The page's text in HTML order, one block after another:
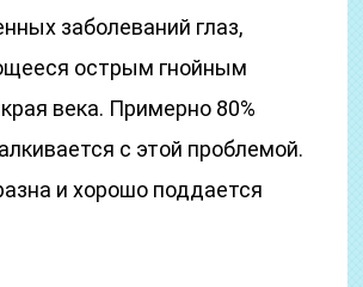
заболеваний глаз,
острым гнойным
века. Примерно 80%
с этой проблемой.
и хорошо поддается